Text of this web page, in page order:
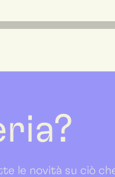
le novità su ciò